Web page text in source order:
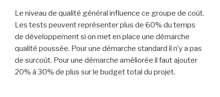
Le niveau de qualité général influence ce groupe de coût.
Les tests peuvent représenter plus de 60% du temps
de développement si on met en place une démarche
qualité poussée. Pour une démarche standard il n’y a pas
de surcoût. Pour une démarche améliorée il faut ajouter
20% à 30% de plus sur le budget total du projet.